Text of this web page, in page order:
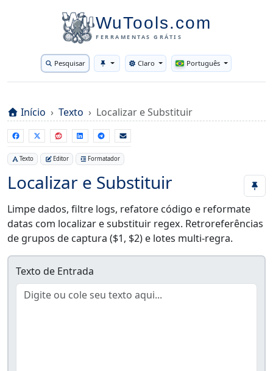
WuTools.com
FERRAMENTAS GRÁTIS
Pesquisar Toggle theme
Claro Português
Início Texto Localizar e Substituir
Texto Editor Formatador
Localizar e Substituir
Limpe dados, filtre logs, refatore código e reformate
datas com localizar e substituir regex. Retroreferências
de grupos de captura ($1, $2) e lotes multi-regra.
Texto de Entrada